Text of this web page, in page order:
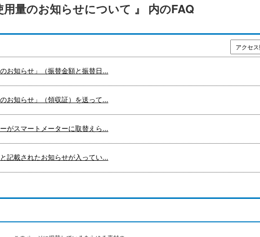
用量のお知らせについて 』 内のFAQ
お知らせ」（振替金額と振替日...
お知らせ」（領収証）を送って...
がスマートメーターに取替えら...
記載されたお知らせが入ってい...